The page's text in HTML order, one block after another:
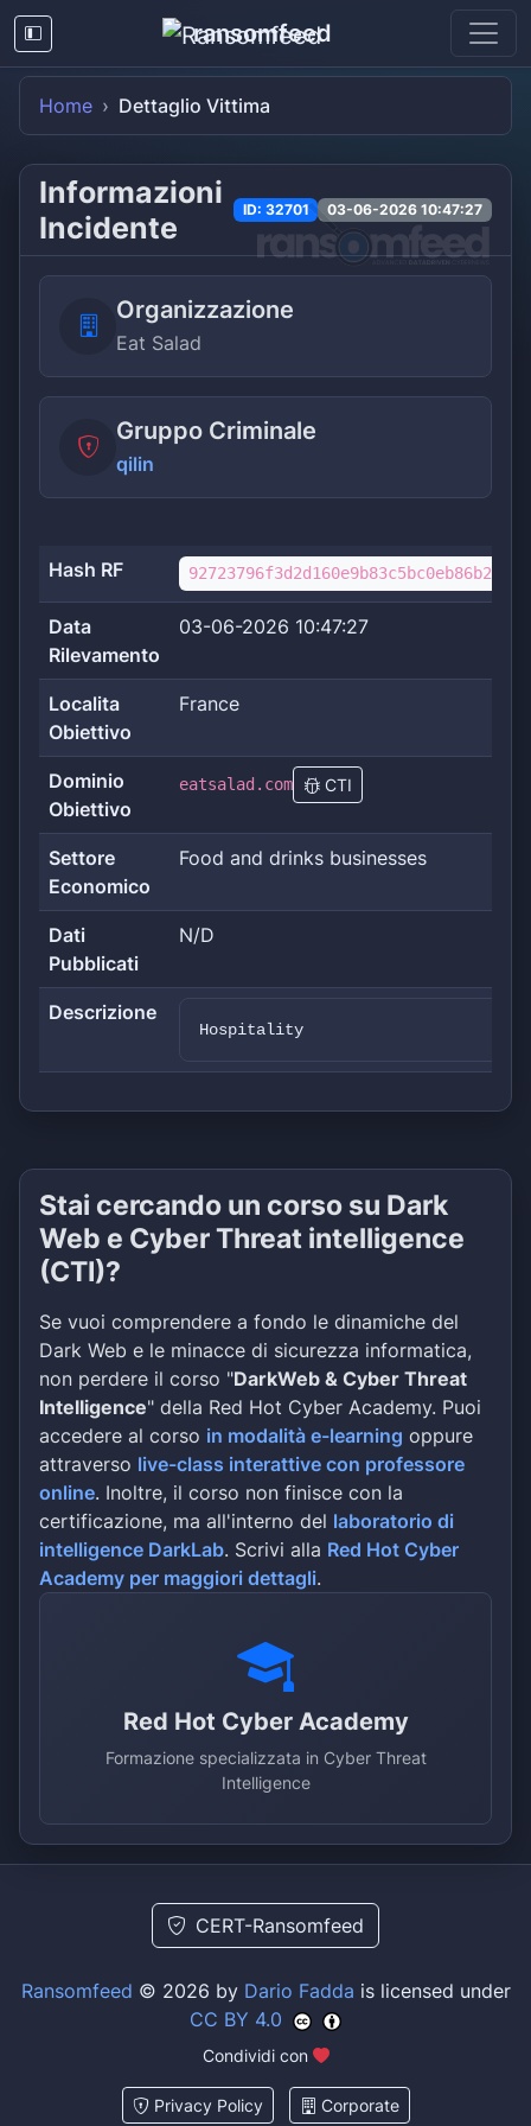
ransomfeed
Home Dettaglio Vittima
Informazioni
Incidente
ID: 32701 03-06-2026 10:47:27
Organizzazione
Eat Salad
Gruppo Criminale
qilin
Hash RF
Data
Rilevamento
03-06-2026 10:47:27
Localita
Obiettivo
France
Dominio
Obiettivo
eatsalad.com CTI
Settore
Economico
Food and drinks businesses
Dati
Pubblicati
N/D
Descrizione
Hospitality
Stai cercando un corso su Dark
Web e Cyber Threat intelligence
(CTI)?
Se vuoi comprendere a fondo le dinamiche del
Dark Web e le minacce di sicurezza informatica,
non perdere il corso "DarkWeb & Cyber Threat
Intelligence" della Red Hot Cyber Academy. Puoi
accedere al corso in modalità e-learning oppure
attraverso live-class interattive con professore
online. Inoltre, il corso non finisce con la
certificazione, ma all'interno del laboratorio di
intelligence DarkLab. Scrivi alla Red Hot Cyber
Academy per maggiori dettagli.
Red Hot Cyber Academy
Formazione specializzata in Cyber Threat
Intelligence
CERT-Ransomfeed
Ransomfeed © 2026 by Dario Fadda is licensed under
CC BY 4.0
Condividi con
Privacy Policy Corporate